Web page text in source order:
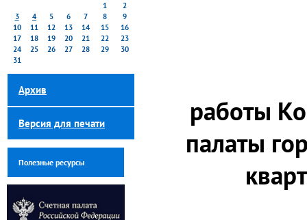
1
2
3
4 5 6 7 8
9
10
11 12 13 14 15
16
17
18 19 20 21 22
23
24
25 26 27 28 29
30
31
Архив
Версия для печати
Полезные ресурсы
работы
палаты